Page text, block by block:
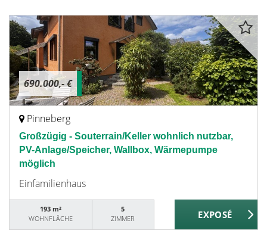
690.000,- €
Pinneberg
Großzügig - Souterrain/Keller wohnlich nutzbar,
PV-Anlage/Speicher, Wallbox, Wärmepumpe
möglich
Einfamilienhaus
193 m²
WOHNFLÄCHE
5
ZIMMER